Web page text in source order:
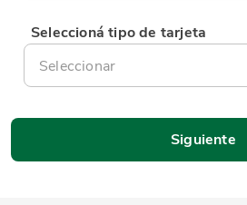
Seleccioná tipo de tarjeta
Seleccionar